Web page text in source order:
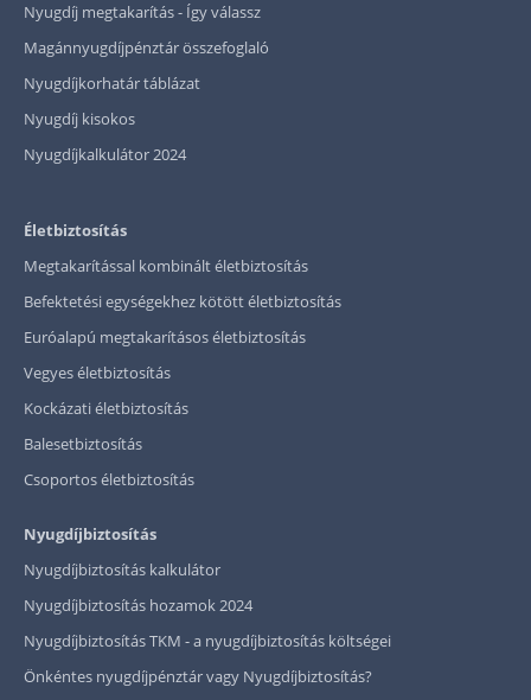
Nyugdíj megtakarítás - Így válassz
Magánnyugdíjpénztár összefoglaló
Nyugdíjkorhatár táblázat
Nyugdíj kisokos
Nyugdíjkalkulátor 2024
Életbiztosítás
Megtakarítással kombinált életbiztosítás
Befektetési egységekhez kötött életbiztosítás
Euróalapú megtakarításos életbiztosítás
Vegyes életbiztosítás
Kockázati életbiztosítás
Balesetbiztosítás
Csoportos életbiztosítás
Nyugdíjbiztosítás
Nyugdíjbiztosítás kalkulátor
Nyugdíjbiztosítás hozamok 2024
Nyugdíjbiztosítás TKM - a nyugdíjbiztosítás költségei
Önkéntes nyugdíjpénztár vagy Nyugdíjbiztosítás?